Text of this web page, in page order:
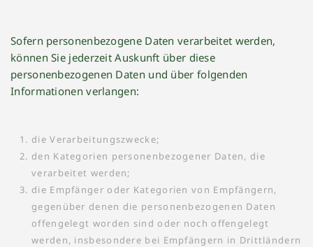
Sofern personenbezogene Daten verarbeitet werden,
können Sie jederzeit Auskunft über diese
personenbezogenen Daten und über folgenden
Informationen verlangen:
die Verarbeitungszwecke;
den Kategorien personenbezogener Daten, die
verarbeitet werden;
die Empfänger oder Kategorien von Empfängern,
gegenüber denen die personenbezogenen Daten
offengelegt worden sind oder noch offengelegt
werden, insbesondere bei Empfängern in Drittländern